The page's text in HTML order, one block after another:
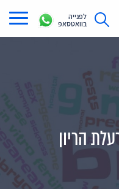
לפנייה
בוואטסאפ
הריון